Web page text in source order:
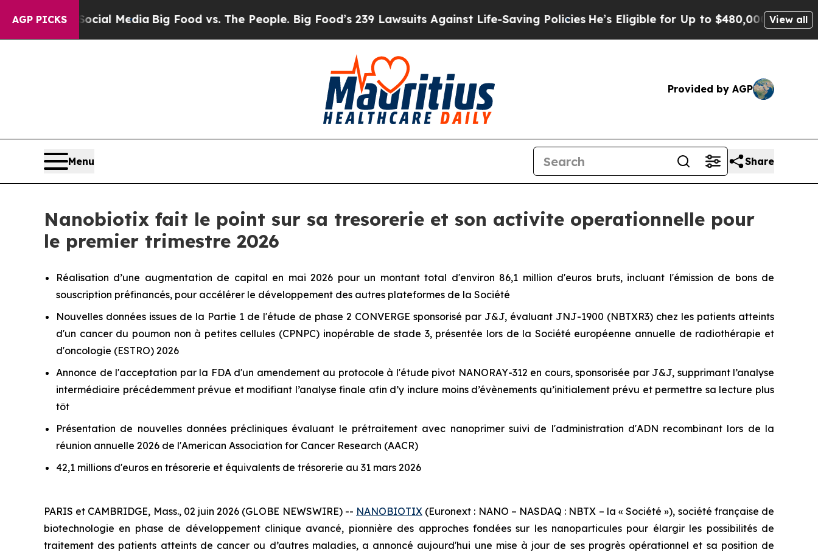
AGP PICKS
Media Big Food vs. The People. Big Food’s 239 Lawsuits Against Life-Saving PoliciesHe’s Eligible for Up to $480,000 After Being View all
Provided by AGP
Menu Share
Nanobiotix fait le point sur sa tresorerie et son activite operationnelle pour
le premier trimestre 2026
Réalisation d’une augmentation de capital en mai 2026 pour un montant total d'environ 86,1 million d'euros bruts, incluant l'émission de bons de
souscription préfinancés, pour accélérer le développement des autres plateformes de la Société
Nouvelles données issues de la Partie 1 de l'étude de phase 2 CONVERGE sponsorisé par J&J, évaluant JNJ-1900 (NBTXR3) chez les patients atteints
d'un cancer du poumon non à petites cellules (CPNPC) inopérable de stade 3, présentée lors de la Société européenne annuelle de radiothérapie et
d'oncologie (ESTRO) 2026
Annonce de l'acceptation par la FDA d'un amendement au protocole à l'étude pivot NANORAY-312 en cours, sponsorisée par J&J, supprimant l’analyse
intermédiaire précédemment prévue et modifiant l’analyse finale afin d’y inclure moins d’évènements qu’initialement prévu et permettre sa lecture plus
tôt
Présentation de nouvelles données précliniques évaluant le prétraitement avec nanoprimer suivi de l'administration d'ADN recombinant lors de la
réunion annuelle 2026 de l'American Association for Cancer Research (AACR)
42,1 millions d'euros en trésorerie et équivalents de trésorerie au 31 mars 2026
PARIS et CAMBRIDGE, Mass., 02 juin 2026 (GLOBE NEWSWIRE) -- NANOBIOTIX (Euronext : NANO – NASDAQ : NBTX – la « Société »), société française de
biotechnologie en phase de développement clinique avancé, pionnière des approches fondées sur les nanoparticules pour élargir les possibilités de
traitement des patients atteints de cancer ou d’autres maladies, a annoncé aujourd'hui une mise à jour de ses progrès opérationnel et sa position de